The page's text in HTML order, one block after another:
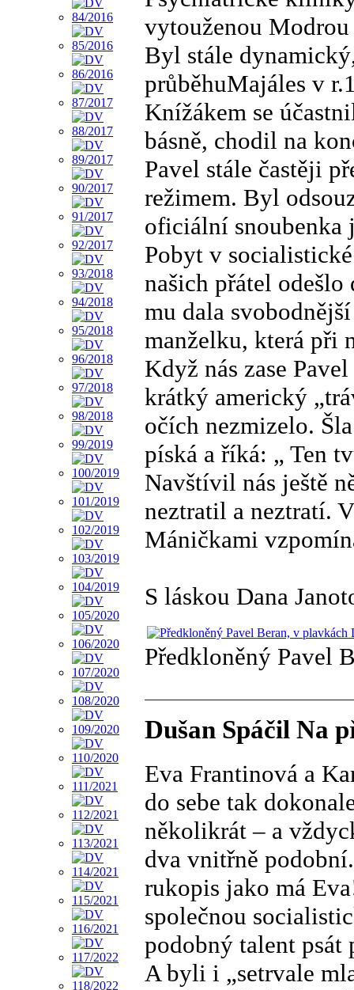
vytouženou
Byl stále
průběhuMajáles v
Knížákem se
básně, chodil na
Pavel stále častěji
režimem. Byl
oficiální snoubenka
Pobyt v
našich přátel
mu dala
manželku, která při
Když nás zase
krátký americký
očích nezmizelo.
píská a říká: „ Ten
Navštívil nás ještě
neztratil a neztratí.
Máničkami
S láskou Dana
Předkloněný Pavel
Dušan Spáčil Na
Eva Frantinová a
do sebe tak
několikrát – a
dva vnitřně
rukopis jako má
společnou
podobný talent psát
A byli i „setrvale